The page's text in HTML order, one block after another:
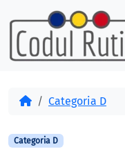
Skip to content
Skip to footer
AcasăCategoria D
Categoria D